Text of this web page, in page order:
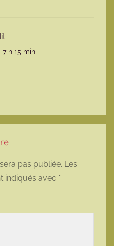
:
7 h 15 min
pas publiée. Les
indiqués avec *